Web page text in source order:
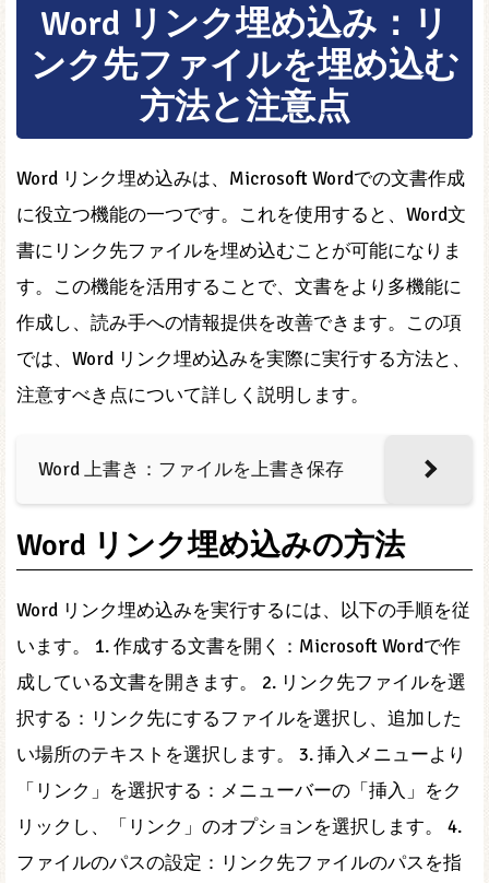
Word リンク埋め込み：リ
ンク先ファイルを埋め込む
方法と注意点
Word リンク埋め込みは、Microsoft Wordでの文書作成
に役立つ機能の一つです。これを使用すると、Word文
書にリンク先ファイルを埋め込むことが可能になりま
す。この機能を活用することで、文書をより多機能に
作成し、読み手への情報提供を改善できます。この項
では、Word リンク埋め込みを実際に実行する方法と、
注意すべき点について詳しく説明します。
Word 上書き：ファイルを上書き保存
Word リンク埋め込みの方法
Word リンク埋め込みを実行するには、以下の手順を従
います。 1. 作成する文書を開く：Microsoft Wordで作
成している文書を開きます。 2. リンク先ファイルを選
択する：リンク先にするファイルを選択し、追加した
い場所のテキストを選択します。 3. 挿入メニューより
「リンク」を選択する：メニューバーの「挿入」をク
リックし、「リンク」のオプションを選択します。 4.
ファイルのパスの設定：リンク先ファイルのパスを指